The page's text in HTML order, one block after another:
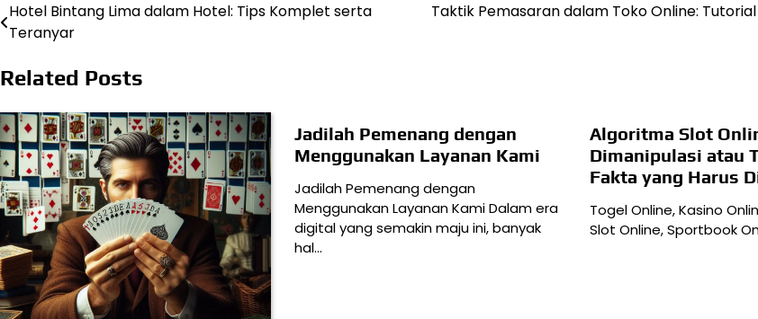
Navigasi
Hotel Bintang Lima dalam Hotel: Tips Komplet serta
Teranyar
Taktik Pemasaran dalam Toko Online:
Related Posts
Jadilah Pemenang dengan
Menggunakan Layanan Kami
Jadilah Pemenang dengan
Menggunakan Layanan Kami Dalam era
digital yang semakin maju ini, banyak
hal…
Algoritma Slot
Dimanipulasi atau
Fakta yang Harus
Togel Online, Kasino
Slot Online, Sportbook